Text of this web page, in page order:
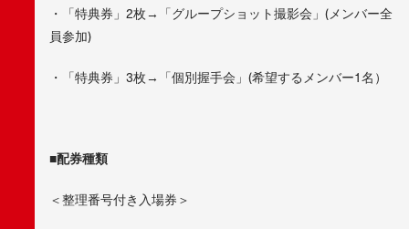
・「特典券」2枚→「グループショット撮影会」(メンバー全
員参加)
・「特典券」3枚→「個別握手会」(希望するメンバー1名）
■配券種類
＜整理番号付き入場券＞